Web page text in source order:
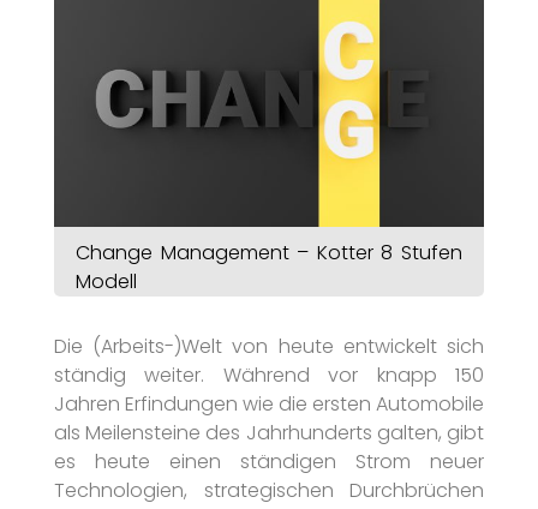
Change Management – Kotter 8 Stufen
Modell
Die (Arbeits-)Welt von heute entwickelt sich
ständig weiter. Während vor knapp 150
Jahren Erfindungen wie die ersten Automobile
als Meilensteine des Jahrhunderts galten, gibt
es heute einen ständigen Strom neuer
Technologien, strategischen Durchbrüchen